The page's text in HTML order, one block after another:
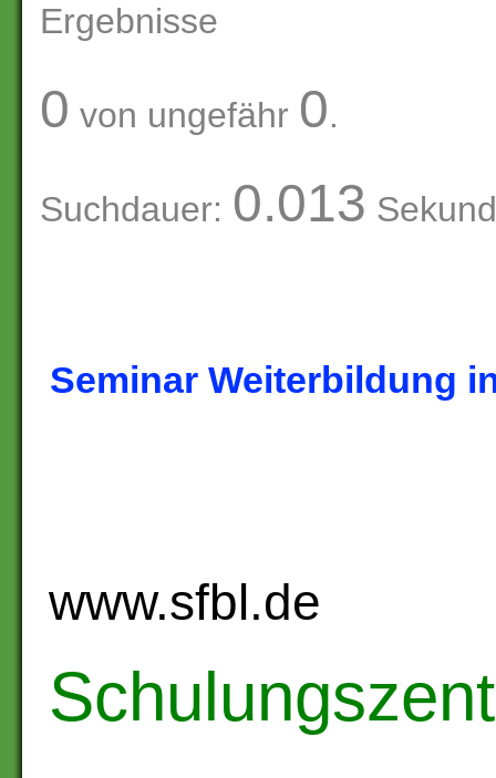
Ergebnisse
0 von ungefähr 0.
Suchdauer: 0.013
Seminar Weiterbildung
www.sfbl.de